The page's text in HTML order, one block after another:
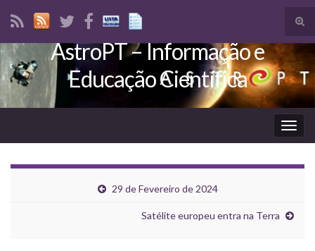
Search for:
AstroPT – Informação e
Educação Científica
29 de Fevereiro de 2024
Satélite europeu entra na Terra